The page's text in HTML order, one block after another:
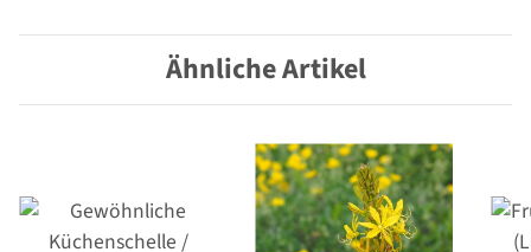
Ähnliche Artikel